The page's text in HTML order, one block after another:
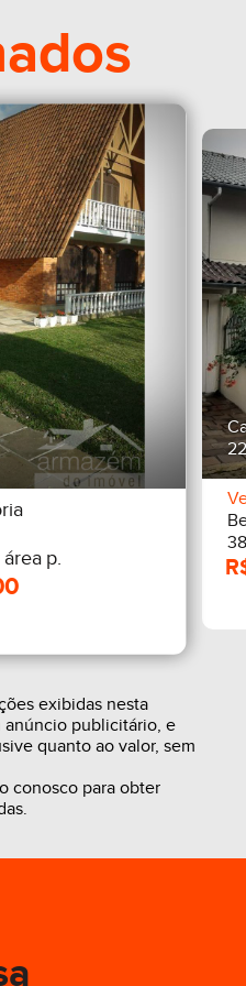
p.
exibidas nesta
anúncio publicitário, e
quanto ao valor, sem
conosco para obter